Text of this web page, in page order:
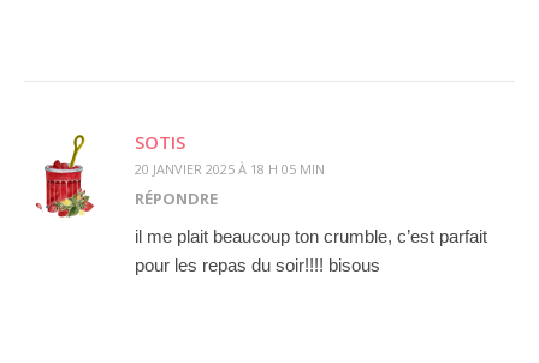
SOTIS
20 JANVIER 2025 À 18 H 05 MIN
RÉPONDRE
il me plait beaucoup ton crumble, c’est parfait
pour les repas du soir!!!! bisous